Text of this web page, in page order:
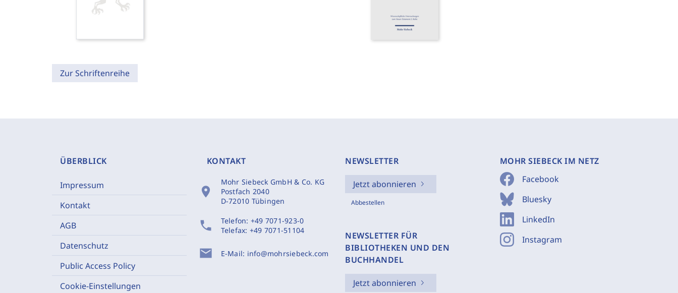
Zur Schriftenreihe
ÜBERBLICK
Impressum
Kontakt
AGB
Datenschutz
Public Access Policy
Cookie-Einstellungen
KONTAKT
location_on
Mohr Siebeck GmbH & Co. KG
Postfach 2040
D-72010 Tübingen
phone Telefon: +49 7071-923-0
Telefax: +49 7071-51104
mail E-Mail: info@mohrsiebeck.com
NEWSLETTER
Jetzt abonnieren
Abbestellen
NEWSLETTER FÜR
BIBLIOTHEKEN UND DEN
BUCHHANDEL
Jetzt abonnieren
MOHR SIEBECK IM NETZ
Facebook
Bluesky
LinkedIn
Instagram